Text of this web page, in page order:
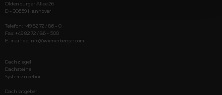
Oldenburger Allee 26
D - 30659 Hannover
Telefon: +49 82 72 / 86 - 0
Fax: +49 82 72 / 86 - 500
E-mail: de.info@wienerberger.com
Dachziegel
Dachsteine
Systemzubehör
Dachratgeber